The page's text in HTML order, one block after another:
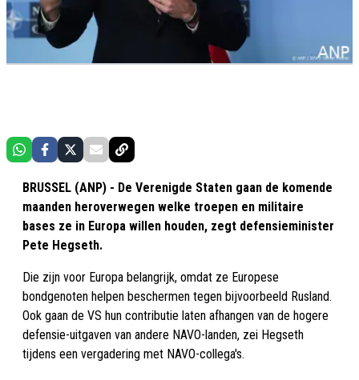
BRUSSEL (ANP) - De Verenigde Staten gaan de komende
maanden heroverwegen welke troepen en militaire
bases ze in Europa willen houden, zegt defensieminister
Pete Hegseth.
Die zijn voor Europa belangrijk, omdat ze Europese
bondgenoten helpen beschermen tegen bijvoorbeeld Rusland.
Ook gaan de VS hun contributie laten afhangen van de hogere
defensie-uitgaven van andere NAVO-landen, zei Hegseth
tijdens een vergadering met NAVO-collega's.